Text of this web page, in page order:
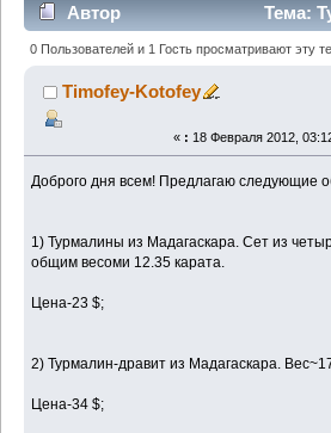
Автор
Тема:
только.. (Прочитано 1608 раз)
0 Пользователей и 1 Гость просматривают эту
Timofey-Kotofey
« : 18 Февраля 2012,
Доброго дня всем! Предлагаю следующие
1) Турмалины из Мадагаскара. Сет из
общим весоми 12.35 карата.
Цена-23 $;
2) Турмалин-дравит из Мадагаскара.
Цена-34 $;